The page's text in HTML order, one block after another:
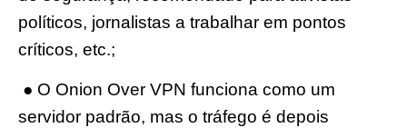
políticos, jornalistas a trabalhar em pontos
críticos, etc.;
● O Onion Over VPN funciona como um
servidor padrão, mas o tráfego é depois